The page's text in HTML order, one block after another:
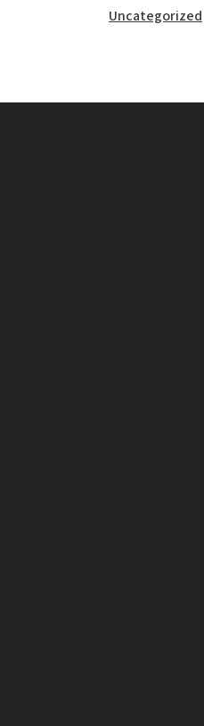
Uncategorized